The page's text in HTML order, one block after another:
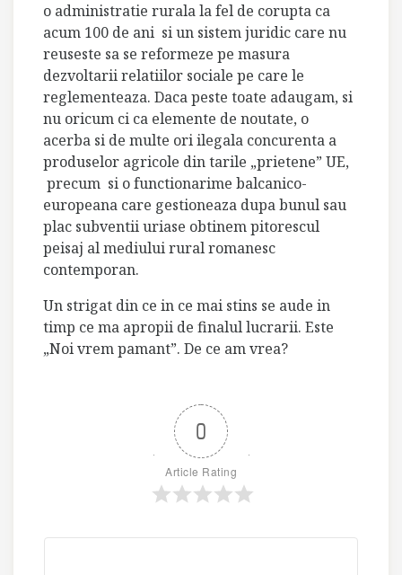
o administratie rurala la fel de corupta ca
acum 100 de ani si un sistem juridic care nu
reuseste sa se reformeze pe masura
dezvoltarii relatiilor sociale pe care le
reglementeaza. Daca peste toate adaugam, si
nu oricum ci ca elemente de noutate, o
acerba si de multe ori ilegala concurenta a
produselor agricole din tarile „prietene” UE,
precum si o functionarime balcanico-
europeana care gestioneaza dupa bunul sau
plac subventii uriase obtinem pitorescul
peisaj al mediului rural romanesc
contemporan.
Un strigat din ce in ce mai stins se aude in
timp ce ma apropii de finalul lucrarii. Este
„Noi vrem pamant”. De ce am vrea?
0
Article Rating